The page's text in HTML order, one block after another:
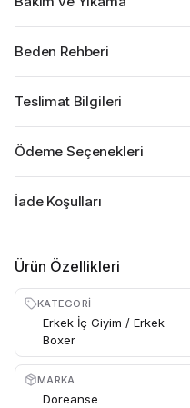
Beden Rehberi
Teslimat Bilgileri
Ödeme Seçenekleri
İade Koşulları
Ürün Özellikleri
KATEGORI
Erkek İç Giyim / Erkek
Boxer
MARKA
Doreanse